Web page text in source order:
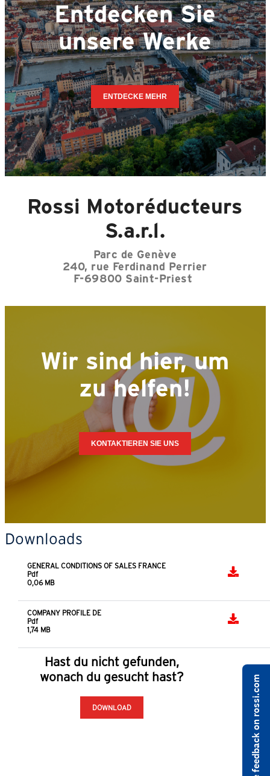
Entdecken Sie
unsere Werke
ENTDECKE MEHR
Rossi Motoréducteurs
S.a.r.l.
Parc de Genève
240, rue Ferdinand Perrier
F-69800 Saint-Priest
Wir sind hier, um
zu helfen!
KONTAKTIEREN SIE UNS
Downloads
GENERAL CONDITIONS OF SALES FRANCE
Pdf
0,06 MB
COMPANY PROFILE DE
Pdf
1,74 MB
Hast du nicht gefunden,
wonach du gesucht hast?
DOWNLOAD Share feedback on rossi.com